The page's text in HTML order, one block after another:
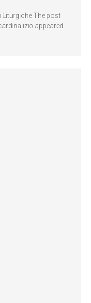
Liturgiche The post
appeared